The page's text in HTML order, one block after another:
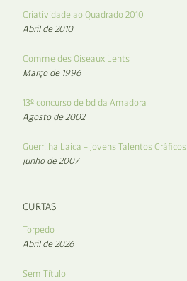
Criatividade ao Quadrado 2010
Abril de 2010
Comme des Oiseaux Lents
Março de 1996
13º concurso de bd da Amadora
Agosto de 2002
Guerrilha Laica – Jovens Talentos Gráficos
Junho de 2007
CURTAS
Torpedo
Abril de 2026
Sem Título